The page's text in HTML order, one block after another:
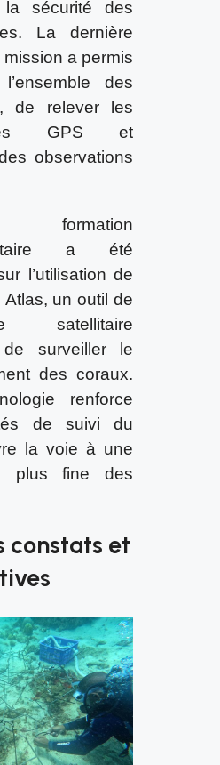
sécurité des
La dernière
a permis
des
de relever les
GPS et
observations
a été
l’utilisation de
Atlas, un outil de
satellitaire
de surveiller le
des coraux.
renforce
de suivi du
la voie à une
plus fine des
constats et